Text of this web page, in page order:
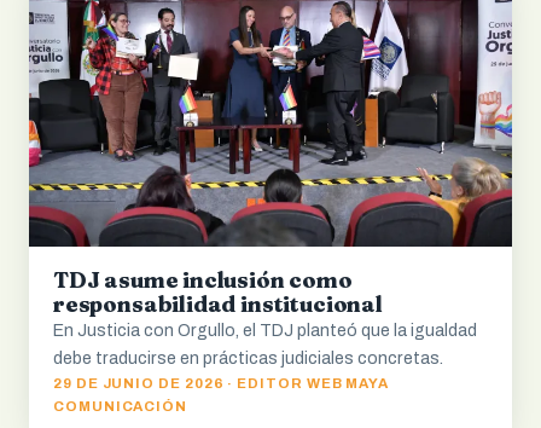
TDJ asume inclusión como
responsabilidad institucional
En Justicia con Orgullo, el TDJ planteó que la igualdad
debe traducirse en prácticas judiciales concretas.
29 DE JUNIO DE 2026 · EDITOR WEB MAYA
COMUNICACIÓN